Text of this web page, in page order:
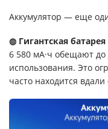
Аккумулятор — еще
◍ Гигантская батарея
6 580 мА·ч обещают до
использования. Это
часто находится вдали